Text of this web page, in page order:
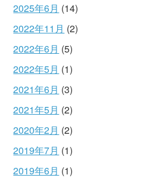
2025年6月 (14)
2022年11月 (2)
2022年6月 (5)
2022年5月 (1)
2021年6月 (3)
2021年5月 (2)
2020年2月 (2)
2019年7月 (1)
2019年6月 (1)